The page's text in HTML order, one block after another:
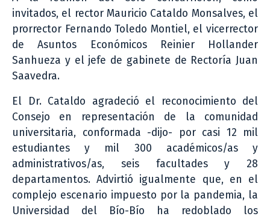
invitados, el rector Mauricio Cataldo Monsalves, el
prorrector Fernando Toledo Montiel, el vicerrector
de Asuntos Económicos Reinier Hollander
Sanhueza y el jefe de gabinete de Rectoría Juan
Saavedra.
El Dr. Cataldo agradeció el reconocimiento del
Consejo en representación de la comunidad
universitaria, conformada -dijo- por casi 12 mil
estudiantes y mil 300 académicos/as y
administrativos/as, seis facultades y 28
departamentos. Advirtió igualmente que, en el
complejo escenario impuesto por la pandemia, la
Universidad del Bío-Bío ha redoblado los